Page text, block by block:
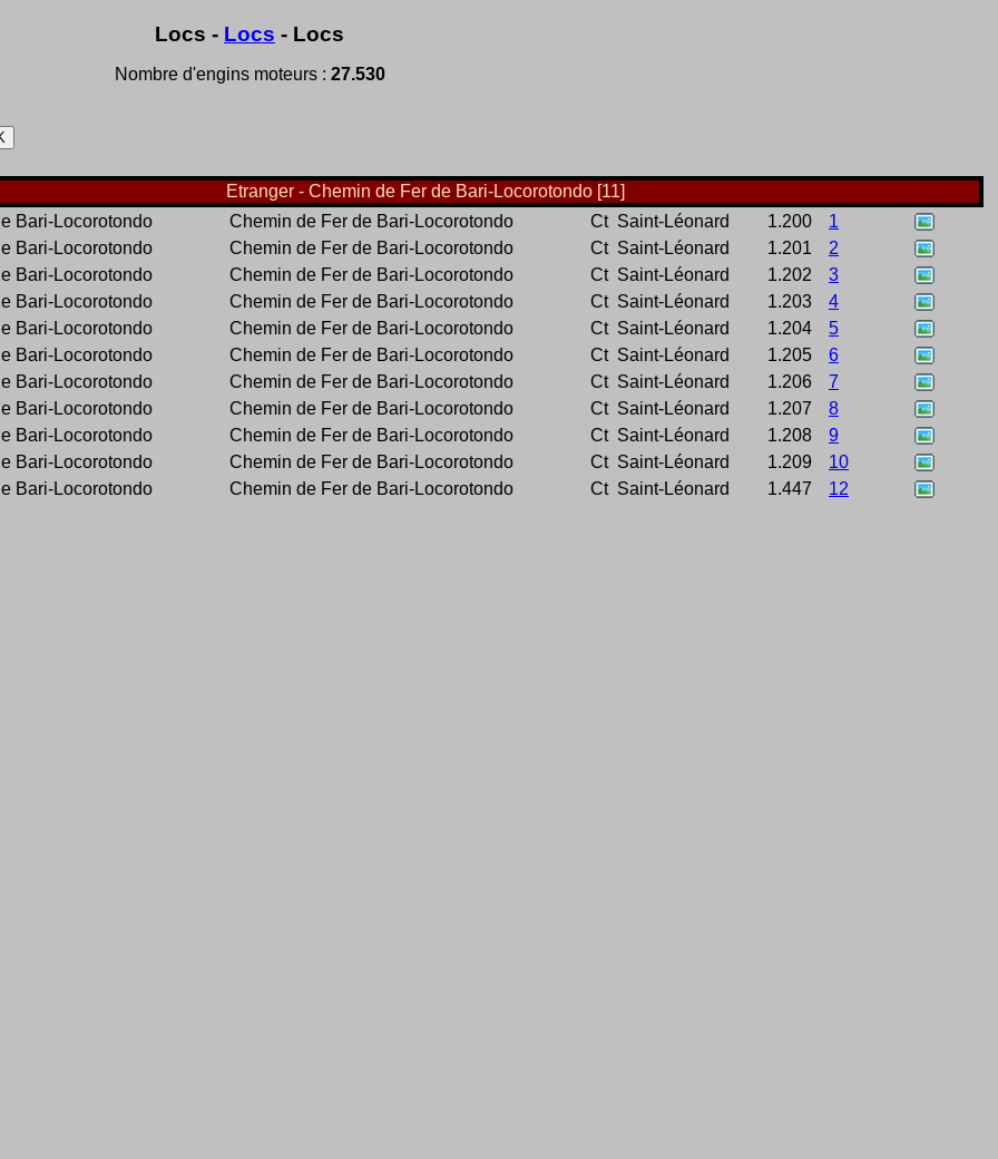
Locs - Locs - Locs
Nombre d'engins moteurs : 27.530
Etranger - Chemin de Fer de Bari-Locorotondo [11]
Bari-Locorotondo
Chemin de Fer de Bari-Locorotondo Ct Saint-Léonard 1.200
1
Bari-Locorotondo
Chemin de Fer de Bari-Locorotondo Ct Saint-Léonard 1.201
2
Bari-Locorotondo
Chemin de Fer de Bari-Locorotondo Ct Saint-Léonard 1.202
3
Bari-Locorotondo
Chemin de Fer de Bari-Locorotondo Ct Saint-Léonard 1.203
4
Bari-Locorotondo
Chemin de Fer de Bari-Locorotondo Ct Saint-Léonard 1.204
5
Bari-Locorotondo
Chemin de Fer de Bari-Locorotondo Ct Saint-Léonard 1.205
6
Bari-Locorotondo
Chemin de Fer de Bari-Locorotondo Ct Saint-Léonard 1.206
7
Bari-Locorotondo
Chemin de Fer de Bari-Locorotondo Ct Saint-Léonard 1.207
8
Bari-Locorotondo
Chemin de Fer de Bari-Locorotondo Ct Saint-Léonard 1.208
9
Bari-Locorotondo
Chemin de Fer de Bari-Locorotondo Ct Saint-Léonard 1.209
10
Bari-Locorotondo
Chemin de Fer de Bari-Locorotondo Ct Saint-Léonard 1.447 12